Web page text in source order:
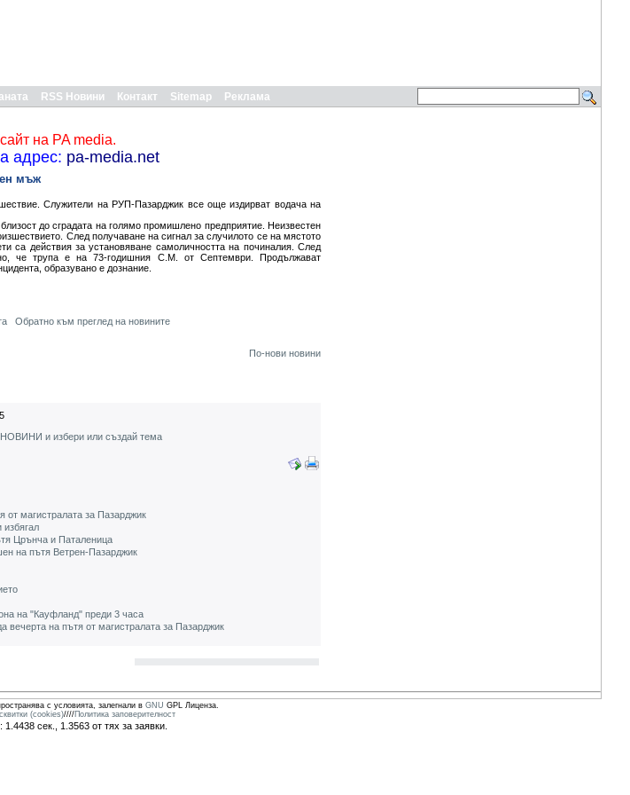
RSS Новини Контакт Sitemap Реклама
на PA media.
адрес: pa-media.net
мъж
Служители на РУП-Пазарджик все още издирват водача на
до сградата на голямо промишлено предприятие. Неизвестен
След получаване на сигнал за случилото се на мястото
са действия за установяване самоличността на починалия. След
че трупа е на 73-годишния С.М. от Септември. Продължават
образувано е дознание.
Обратно към преглед на новините
По-нови новини
и избери или създай тема
магистралата за Пазарджик
Црънча и Паталеница
на пътя Ветрен-Пазарджик
на "Кауфланд" преди 3 часа
на пътя от магистралата за Пазарджик
с условията, залегнали в GNU GPL Лиценза.
(cookies)////Политика заповерителност
сек., 1.3563 от тях за заявки.